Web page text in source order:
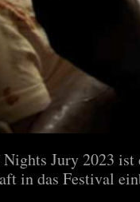
Jury 2023 ist
in das Festival